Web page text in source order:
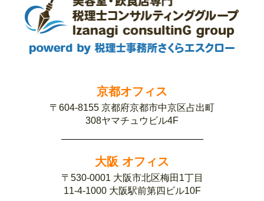
京都オフィス
〒604-8155 京都府京都市中京区占出町
308ヤマチュウビル4F
大阪 オフィス
〒530-0001 大阪市北区梅田1丁目
11-4-1000 大阪駅前第四ビル10F